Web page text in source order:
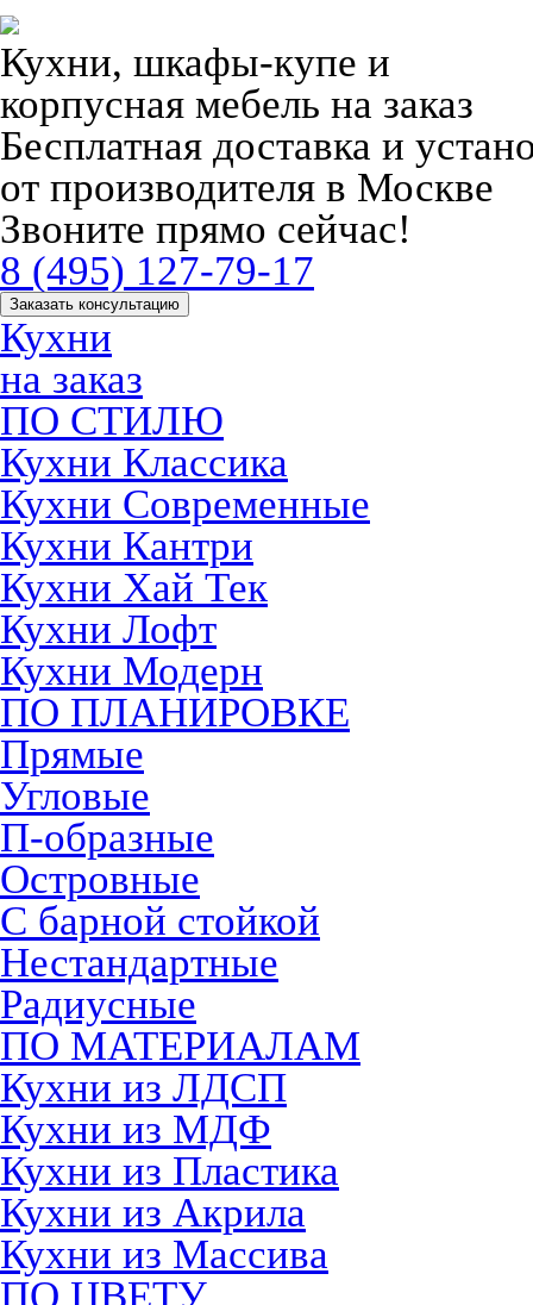
Кухни, шкафы-купе и
корпусная мебель на заказ
Бесплатная доставка и
от производителя в Москве
Звоните прямо сейчас!
8 (495) 127-79-17
Заказать консультацию
Кухни
на заказ
ПО СТИЛЮ
Кухни Классика
Кухни Современные
Кухни Кантри
Кухни Хай Тек
Кухни Лофт
Кухни Модерн
ПО ПЛАНИРОВКЕ
Прямые
Угловые
П-образные
Островные
С барной стойкой
Нестандартные
Радиусные
ПО МАТЕРИАЛАМ
Кухни из ЛДСП
Кухни из МДФ
Кухни из Пластика
Кухни из Акрила
Кухни из Массива